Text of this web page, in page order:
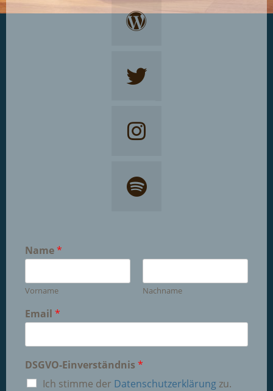
Name*
Vorname Nachname
Email *
DSGVO-Einverständnis *
Ich stimme der Datenschutzerklärungzu.